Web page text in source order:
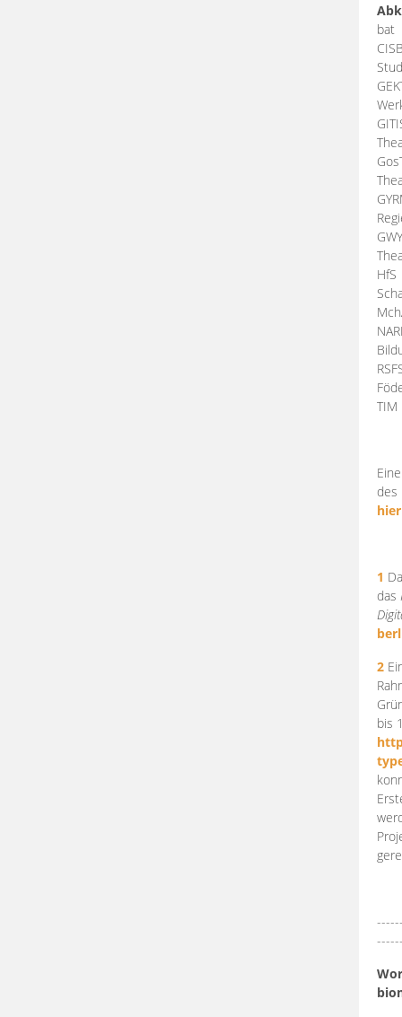
bat
HfS
des
hier
1
das
2
bis